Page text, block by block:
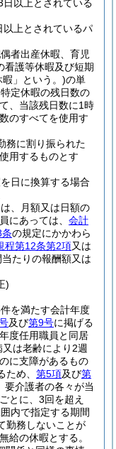
以上とされている
上とされているパ
者出産休暇、育児
看護等休暇及び短期
」という。)の単
定休暇の残日数の
、当該残日数に1時
のすべてを使用す
務に割り振られた
用するものとす
日に換算する場合
、月額又は日額の
にあっては、 会計
の規定にかかわら
程第12条第2項又は
たりの報酬額又は
)
を満たす会計年度
及び第9号に掲げる
度任用職員と同居
は老齢により2週
に支障があるもの
ため、 第5項及び第
要介護者の各々が当
とに、3回を超え
内で指定する期間
勤務しないことが
給の休暇とする。